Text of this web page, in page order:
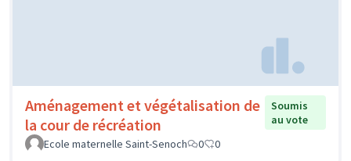
Aménagement et végétalisation de
la cour de récréation
Soumis
au vote
Ecole maternelle Saint-Senoch
0 0